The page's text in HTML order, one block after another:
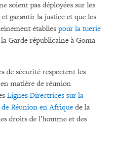
soient pas déployées sur les
garantir la justice et que les
établies pour la tuerie
Garde républicaine à Goma
de sécurité respectent les
matière de réunion
Lignes Directrices sur la
Réunion en Afrique de la
droits de l’homme et des